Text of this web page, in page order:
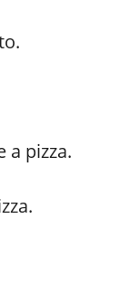
a pizza.